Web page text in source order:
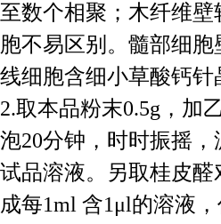
至数个相聚；木纤维
胞不易区别。髓部细
线细胞含细小草酸钙针
2.取本品粉末0.5g，加
泡20分钟，时时振摇
试品溶液。另取桂皮醛
成每1ml 含1μl的溶液，